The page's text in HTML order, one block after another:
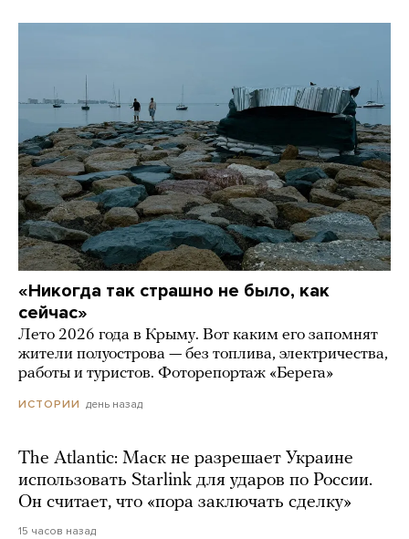
«Никогда так страшно не было, как
сейчас»
Лето 2026 года в Крыму. Вот каким его запомнят
жители полуострова — без топлива, электричества,
работы и туристов. Фоторепортаж «Берега»
ИСТОРИИ день назад
The Atlantic: Маск не разрешает Украине
использовать Starlink для ударов по России.
Он считает, что «пора заключать сделку»
15 часов назад